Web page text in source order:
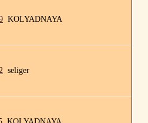
KOLYADNAYA
seliger